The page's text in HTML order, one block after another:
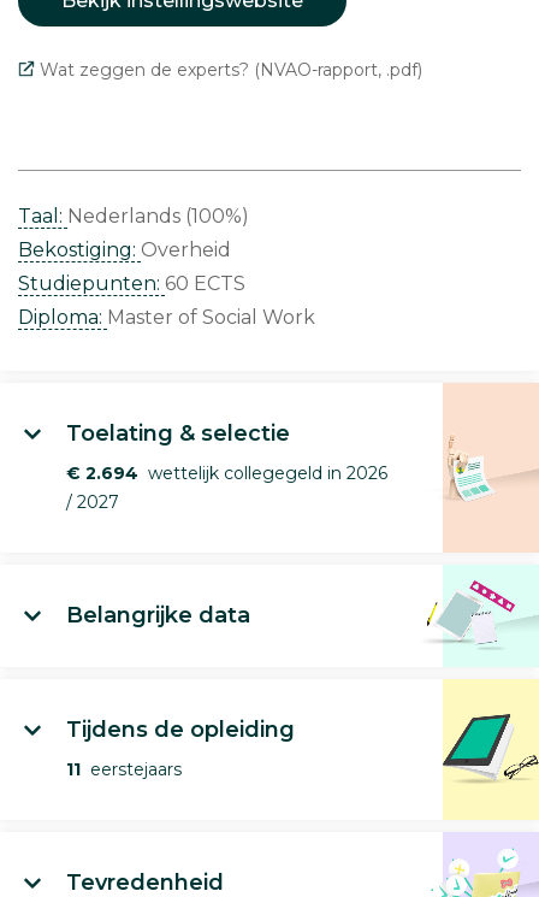
Wat zeggen de experts? (NVAO-rapport, .pdf)
Taal: Nederlands (100%)
Bekostiging: Overheid
Studiepunten: 60 ECTS
Diploma: Master of Social Work
Toelating & selectie
€ 2.694 wettelijk collegegeld in 2026
/ 2027
Belangrijke data
Tijdens de opleiding
11 eerstejaars
Tevredenheid